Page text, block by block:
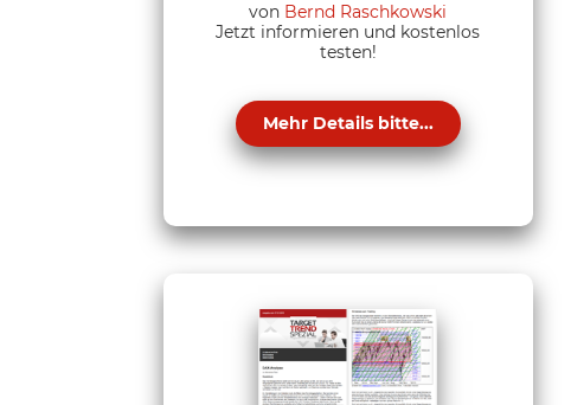
von Bernd Raschkowski
Jetzt informieren und kostenlos
testen!
Mehr Details bitte...